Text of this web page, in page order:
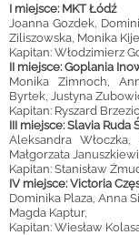
I miejsce: MKT Łódź
Joanna Gozdek,
Ziliszowska, Monika
Kapitan: Włodzimierz
II miejsce: Goplania
Monika Zimnoch,
Byrtek, Justyna
Kapitan: Ryszard
III miejsce: Slavia Ruda
Aleksandra
Małgorzata
Kapitan: Stanisław
IV miejsce: Victoria
Dominika Plaza, Anna
Magda Kaptur,
Kapitan: Wiesław